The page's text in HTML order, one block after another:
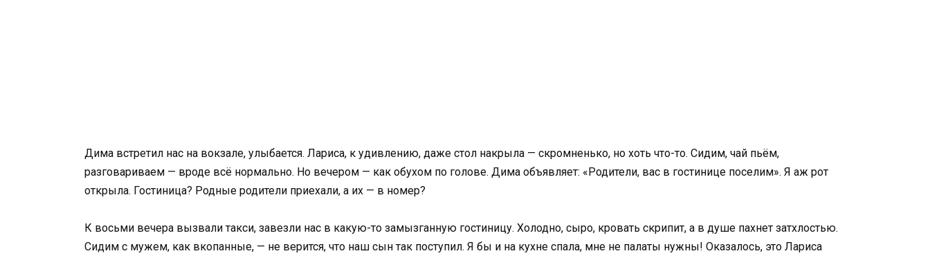
Дима встретил нас на вокзале, улыбается. Лариса, к удивлению, даже стол накрыла — скромненько, но хоть что-то. Сидим, чай пьём,
разговариваем — вроде всё нормально. Но вечером — как обухом по голове. Дима объявляет: «Родители, вас в гостинице поселим». Я аж рот
открыла. Гостиница? Родные родители приехали, а их — в номер?
К восьми вечера вызвали такси, завезли нас в какую-то замызганную гостиницу. Холодно, сыро, кровать скрипит, а в душе пахнет затхлостью.
Сидим с мужем, как вкопанные, — не верится, что наш сын так поступил. Я бы и на кухне спала, мне не палаты нужны! Оказалось, это Лариса